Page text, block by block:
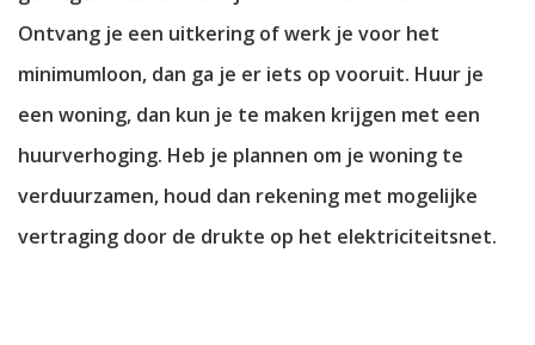
Ontvang je een uitkering of werk je voor het
minimumloon, dan ga je er iets op vooruit. Huur je
een woning, dan kun je te maken krijgen met een
huurverhoging. Heb je plannen om je woning te
verduurzamen, houd dan rekening met mogelijke
vertraging door de drukte op het elektriciteitsnet.